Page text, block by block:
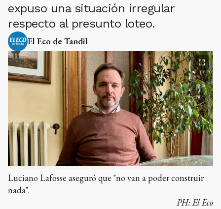
expuso una situación irregular
respecto al presunto loteo.
El Eco de Tandil
Luciano Lafosse aseguró que "no van a poder construir
nada".
PH:El Eco